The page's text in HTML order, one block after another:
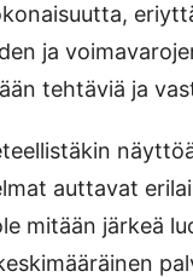
ja
tehtäviä ja
auttavat
mitään järkeä